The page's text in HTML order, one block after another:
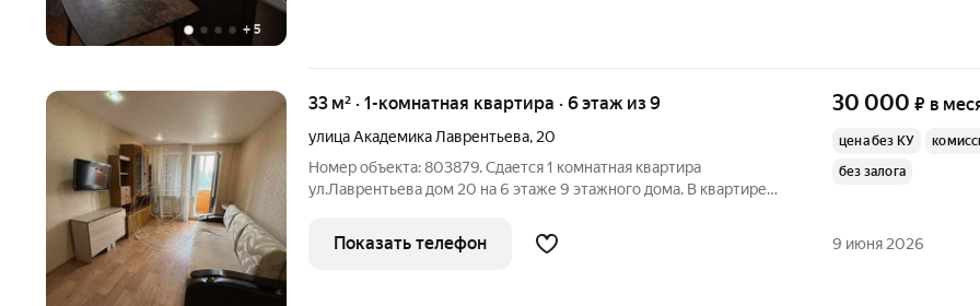
+ 5
33 м² · 1-комнатная квартира · 6 этаж из 9
улица Академика Лаврентьева, 20
Номер объекта: 803879. Сдается 1 комнатная квартира
ул.Лаврентьева дом 20 на 6 этаже 9 этажного дома. В квартире
жилье! Ипотека на новостройки для всех от 11% . Ипотека на
новостройки по СИ от
30 000 ₽ в
цена без КУ
без залога
Показать телефон 9 июня 2026